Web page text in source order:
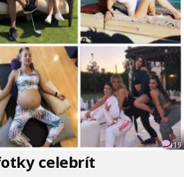
19
celebrít